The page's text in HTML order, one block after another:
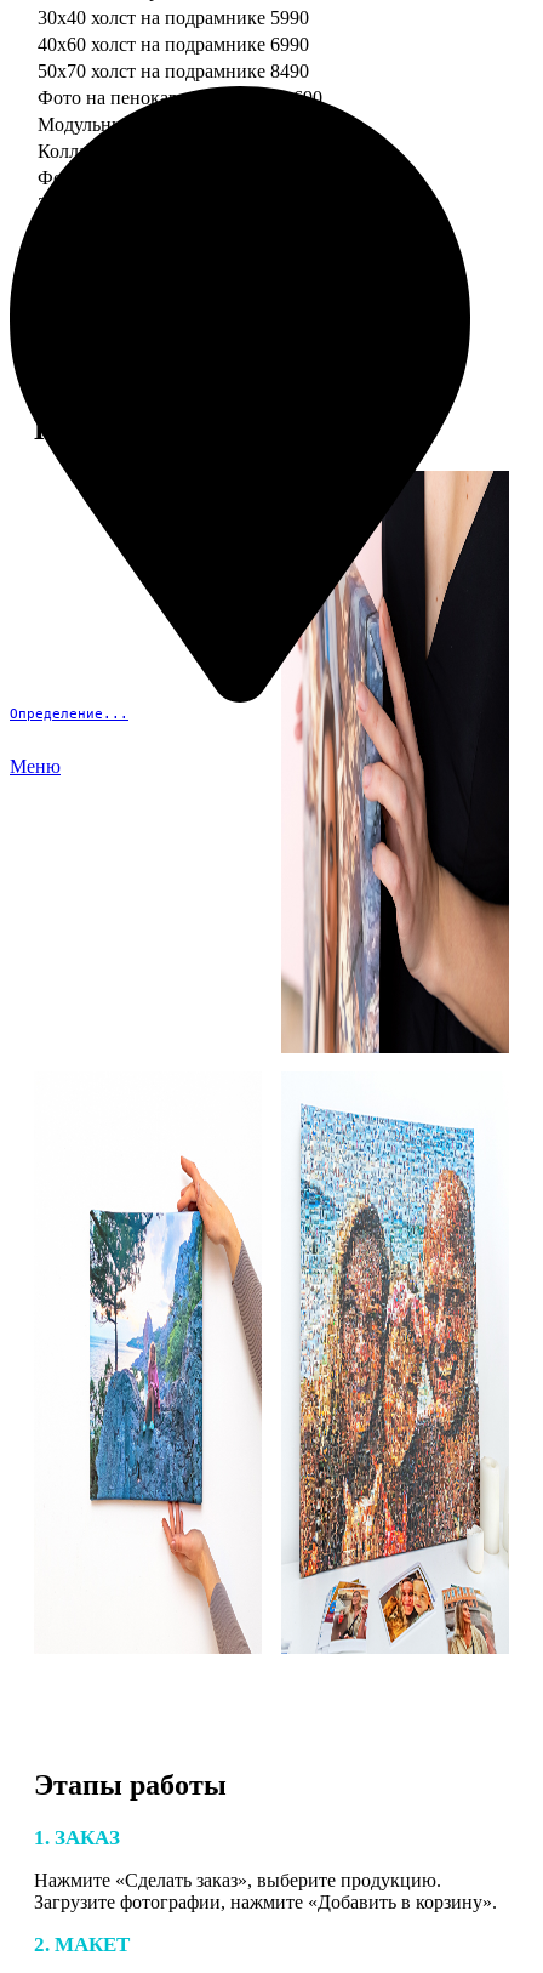
Определение...
Меню
30х40 холст на подрамнике 5990
40х60 холст на подрамнике 6990
50х70 холст на подрамнике 8490
Фото на пенокартоне
от 690
Модульный пенокартон
Коллаж на пенокартоне
ФотоМозаика
30х40 пенокартон
Примеры работ
Этапы работы
1. ЗАКАЗ
Нажмите «Сделать заказ», выберите продукцию.
Загрузите фотографии, нажмите «Добавить в корзину».
2. МАКЕТ